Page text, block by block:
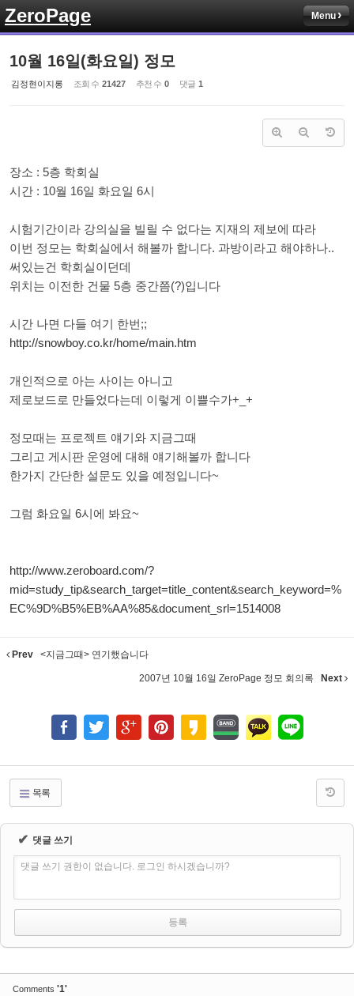
ZeroPage Menu
10월 16일(화요일) 정모
김정현이지롱 조회 수 21427 추천 수 0 댓글 1
장소 : 5층 학회실
시간 : 10월 16일 화요일 6시
시험기간이라 강의실을 빌릴 수 없다는 지재의 제보에 따라
이번 정모는 학회실에서 해볼까 합니다. 과방이라고 해야하나..
써있는건 학회실이던데
위치는 이전한 건물 5층 중간쯤(?)입니다
시간 나면 다들 여기 한번;;
http://snowboy.co.kr/home/main.htm
개인적으로 아는 사이는 아니고
제로보드로 만들었다는데 이렇게 이쁠수가+_+
정모때는 프로젝트 얘기와 지금그때
그리고 게시판 운영에 대해 얘기해볼까 합니다
한가지 간단한 설문도 있을 예정입니다~
그럼 화요일 6시에 봐요~
http://www.zeroboard.com/?
mid=study_tip&search_target=title_content&search_keyword=%
EC%9D%B5%EB%AA%85&document_srl=1514008
Prev <지금그때> 연기했습니다
2007년 10월 16일 ZeroPage 정모 회의록 Next
목록
✔ 댓글 쓰기
댓글 쓰기 권한이 없습니다. 로그인 하시겠습니까?
Comments '1'
Sketchbook5, 스케치북5
Sketchbook5, 스케치북5